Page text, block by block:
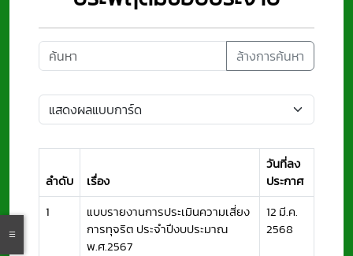
ล้างการค้นหา
ลำดับ เรื่อง
วันที่ลง
ประกาศ
1
แบบรายงานการประเมินความเสี่ยง
การทุจริต ประจำปีงบประมาณ
พ.ศ.2567
12 มี.ค.
2568